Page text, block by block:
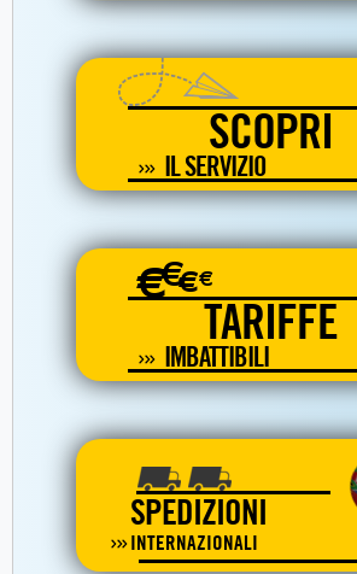
SCOPRI
IL SERVIZIO
€€€€
TARIFFE
IMBATTIBILI
SPEDIZIONI
INTERNAZIONALI